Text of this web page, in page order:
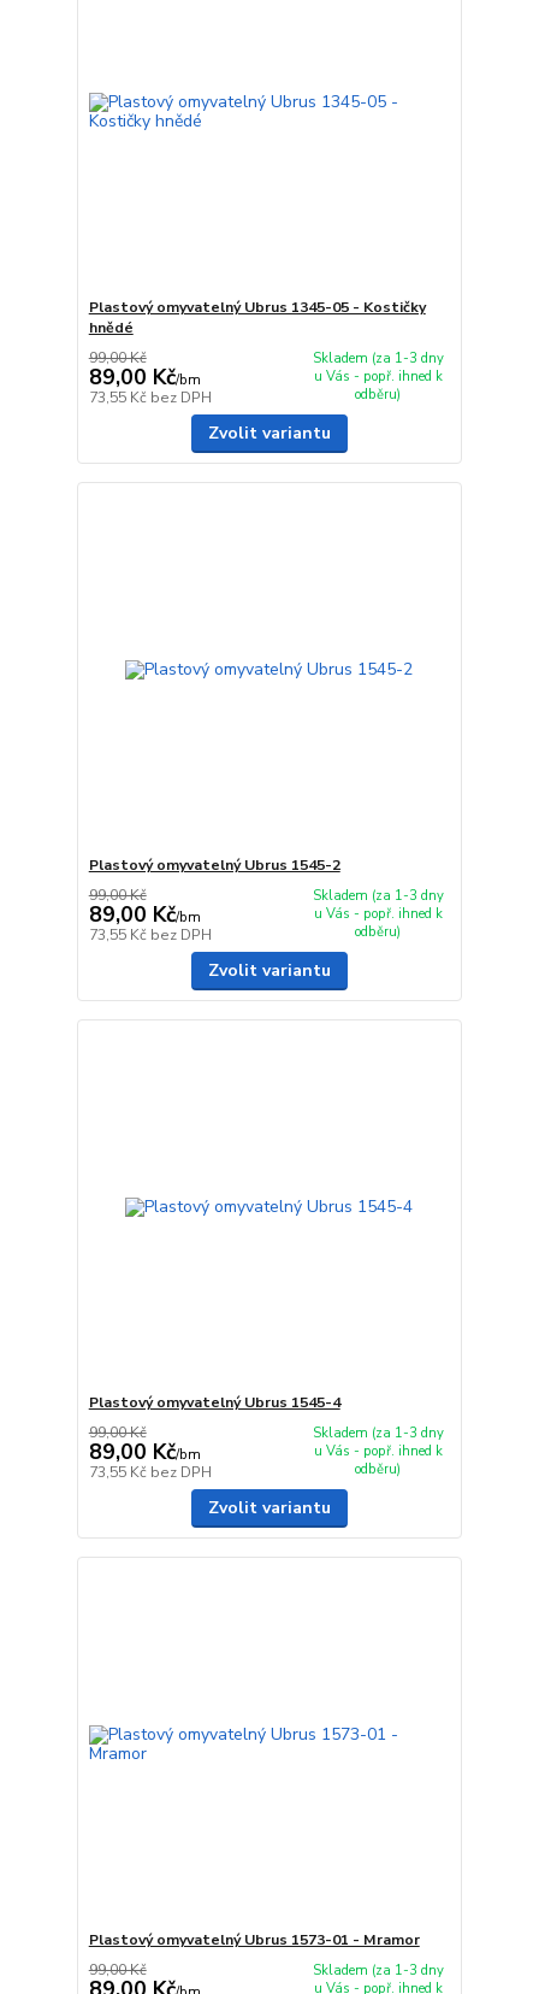
Plastový omyvatelný Ubrus 1345-05 - Kostičky
hnědé
99,00 Kč
89,00 Kč/bm
73,55 Kč bez DPH
Skladem (za 1-3 dny
u Vás - popř. ihned k
odběru)
Zvolit variantu
Plastový omyvatelný Ubrus 1545-2
99,00 Kč
89,00 Kč/bm
73,55 Kč bez DPH
Skladem (za 1-3 dny
u Vás - popř. ihned k
odběru)
Zvolit variantu
Plastový omyvatelný Ubrus 1545-4
99,00 Kč
89,00 Kč/bm
73,55 Kč bez DPH
Skladem (za 1-3 dny
u Vás - popř. ihned k
odběru)
Zvolit variantu
Plastový omyvatelný Ubrus 1573-01 - Mramor
99,00 Kč
Skladem (za 1-3 dny
u Vás - popř. ihned k